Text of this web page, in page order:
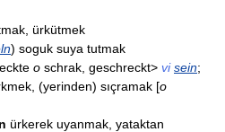
ürkütmek
) soguk suya tutmak
o schrak, geschreckt> vi sein;
(yerinden) sıçramak [o
ürkerek uyanmak, yataktan